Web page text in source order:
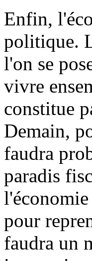
Enfin,
politique.
l'on se
vivre
constitue
Demain,
faudra
paradis
l'économie
pour
faudra un